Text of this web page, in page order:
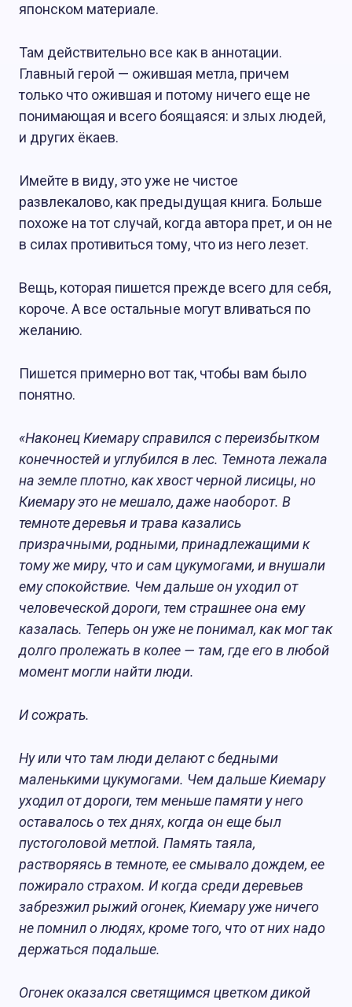
японском материале.
Там действительно все как в аннотации.
Главный герой — ожившая метла, причем
только что ожившая и потому ничего еще не
понимающая и всего боящаяся: и злых людей,
и других ёкаев.
Имейте в виду, это уже не чистое
развлекалово, как предыдущая книга. Больше
похоже на тот случай, когда автора прет, и он не
в силах противиться тому, что из него лезет.
Вещь, которая пишется прежде всего для себя,
короче. А все остальные могут вливаться по
желанию.
Пишется примерно вот так, чтобы вам было
понятно.
«Наконец Киемару справился с переизбытком
конечностей и углубился в лес. Темнота лежала
на земле плотно, как хвост черной лисицы, но
Киемару это не мешало, даже наоборот. В
темноте деревья и трава казались
призрачными, родными, принадлежащими к
тому же миру, что и сам цукумогами, и внушали
ему спокойствие. Чем дальше он уходил от
человеческой дороги, тем страшнее она ему
казалась. Теперь он уже не понимал, как мог так
долго пролежать в колее — там, где его в любой
момент могли найти люди.
И сожрать.
Ну или что там люди делают с бедными
маленькими цукумогами. Чем дальше Киемару
уходил от дороги, тем меньше памяти у него
оставалось о тех днях, когда он еще был
пустоголовой метлой. Память таяла,
растворяясь в темноте, ее смывало дождем, ее
пожирало страхом. И когда среди деревьев
забрезжил рыжий огонек, Киемару уже ничего
не помнил о людях, кроме того, что от них надо
держаться подальше.
Огонек оказался светящимся цветком дикой